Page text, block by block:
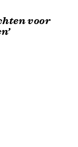
voor